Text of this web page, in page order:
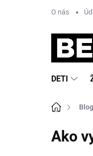
O nás
DETI
DomovBlog
Ako